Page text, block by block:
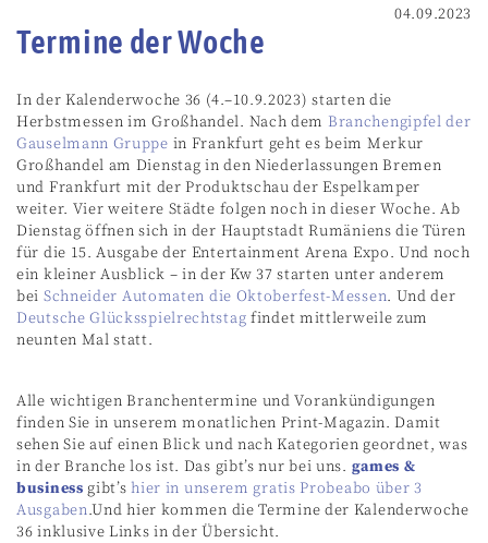
04.09.2023
Termine der Woche
In der Kalenderwoche 36 (4.–10.9.2023) starten die
Herbstmessen im Großhandel. Nach dem Branchengipfel der
Gauselmann Gruppe in Frankfurt geht es beim Merkur
Großhandel am Dienstag in den Niederlassungen Bremen
und Frankfurt mit der Produktschau der Espelkamper
weiter. Vier weitere Städte folgen noch in dieser Woche. Ab
Dienstag öffnen sich in der Hauptstadt Rumäniens die Türen
für die 15. Ausgabe der Entertainment Arena Expo. Und noch
ein kleiner Ausblick – in der Kw 37 starten unter anderem
bei Schneider Automaten die Oktoberfest-Messen. Und der
Deutsche Glücksspielrechtstag findet mittlerweile zum
neunten Mal statt.
Alle wichtigen Branchentermine und Vorankündigungen
finden Sie in unserem monatlichen Print-Magazin. Damit
sehen Sie auf einen Blick und nach Kategorien geordnet, was
in der Branche los ist. Das gibt’s nur bei uns. games &
business gibt’shier in unserem gratis Probeabo über 3
Ausgaben.Und hier kommen die Termine der Kalenderwoche
36 inklusive Links in der Übersicht.